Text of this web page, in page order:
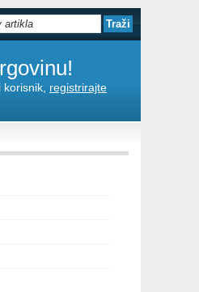
registrirajte